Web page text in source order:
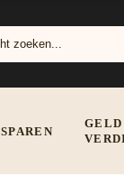
SPAREN
GELD